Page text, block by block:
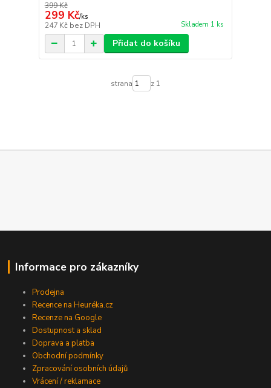
399 Kč
299 Kč/ks
247 Kč bez DPH Skladem 1 ks
Přidat do košíku
strana z 1
Informace pro zákazníky
Prodejna
Recence na Heuréka.cz
Recenze na Google
Dostupnost a sklad
Doprava a platba
Obchodní podmínky
Zpracování osobních údajů
Vrácení / reklamace